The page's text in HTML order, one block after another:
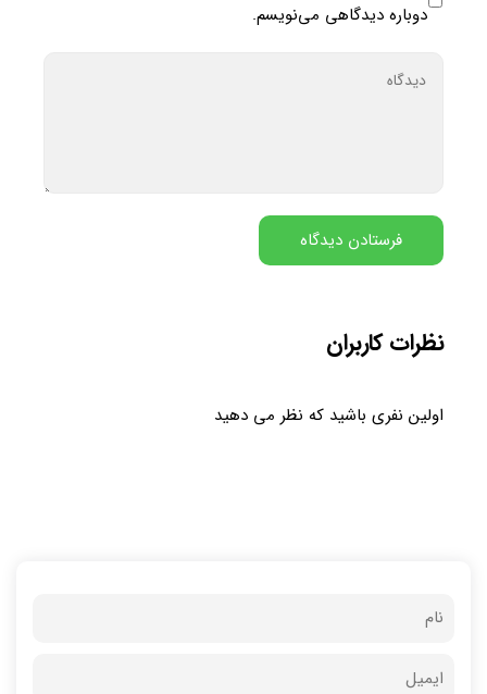
دوباره دیدگاهی می‌نویسم.
نظرات کاربران
اولین نفری باشید که نظر می دهید